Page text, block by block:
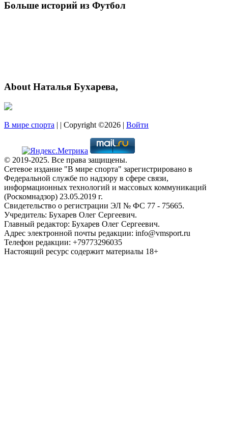
Больше историй из Футбол
About Наталья Бухарева,
В мире спорта | | Copyright ©2026 | Войти
© 2019-2025. Все права защищены.
Сетевое издание "В мире спорта" зарегистрировано в
Федеральной службе по надзору в сфере связи,
информационных технологий и массовых коммуникаций
(Роскомнадзор) 23.05.2019 г.
Свидетельство о регистрации ЭЛ № ФС 77 - 75665.
Учредитель: Бухарев Олег Сергеевич.
Главный редактор: Бухарев Олег Сергеевич.
Адрес электронной почты редакции: info@vmsport.ru
Телефон редакции: +79773296035
Настоящий ресурс содержит материалы 18+